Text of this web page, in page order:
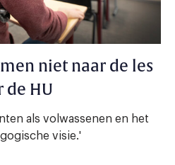
niet naar de les
de HU
als volwassenen en het
visie.'